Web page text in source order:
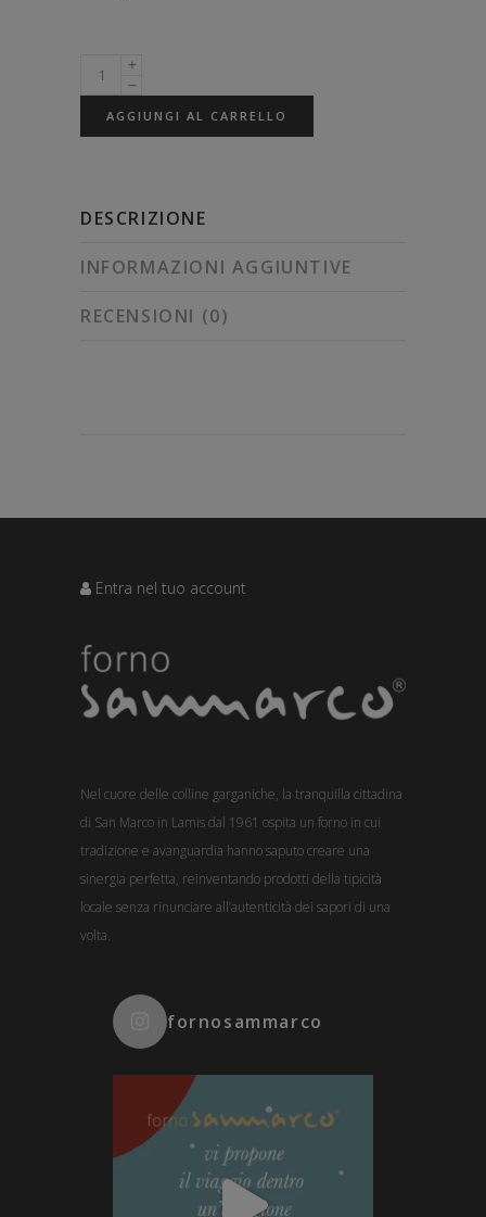
AGGIUNGI AL CARRELLO
DESCRIZIONE
INFORMAZIONI AGGIUNTIVE
RECENSIONI (0)
Entra nel tuo account
Nel cuore delle colline garganiche, la tranquilla cittadina
di San Marco in Lamis dal 1961 ospita un forno in cui
tradizione e avanguardia hanno saputo creare una
sinergia perfetta, reinventando prodotti della tipicità
locale senza rinunciare all’autenticità dei sapori di una
volta.
fornosammarco